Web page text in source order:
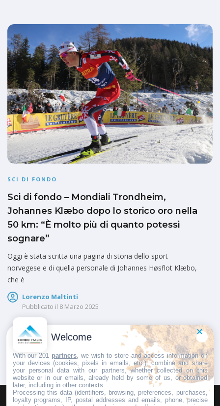
SCI DI FONDO
Sci di fondo – Mondiali Trondheim,
Johannes Klæbo dopo lo storico oro nella
50 km: “È molto più di quanto potessi
sognare”
Oggi è stata scritta una pagina di storia dello sport
norvegese e di quella personale di Johannes Høsflot Klæbo,
che è
Lorenzo Maltinti
Pubblicato il 8 Marzo 2025
Welcome
With our 201 partners , we wish to store and access information on
your devices (cookies, pixels in emails, etc.), combine and share
your personal data with our partners, whether collected on this
website or in our emails, already held by some of us, or obtained
later, including in other contexts.
Processing this data (identifiers, browsing, preferences, purchases,
loyalty programs, IP, postal addresses and emails, phone, precise